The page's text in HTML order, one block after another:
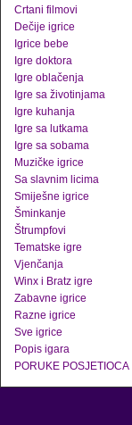
Crtani filmovi
Dečije igrice
Igrice bebe
Igre doktora
Igre oblačenja
Igre sa životinjama
Igre kuhanja
Igre sa lutkama
Igre sa sobama
Muzičke igrice
Sa slavnim licima
Smiješne igrice
Šminkanje
Štrumpfovi
Tematske igre
Vjenčanja
Winx i Bratz igre
Zabavne igrice
Razne igrice
Sve igrice
Popis igara
PORUKE POSJETIOCA